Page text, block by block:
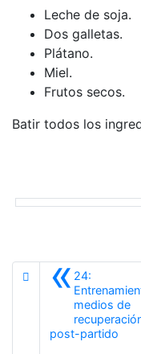
Leche de soja.
Dos galletas.
Plátano.
Miel.
Frutos secos.
Batir todos los
«24:
medios de
post-partido